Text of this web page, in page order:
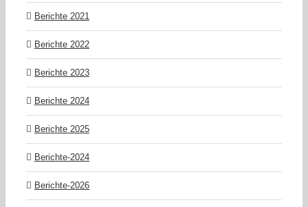
Berichte 2021
Berichte 2022
Berichte 2023
Berichte 2024
Berichte 2025
Berichte-2024
Berichte-2026